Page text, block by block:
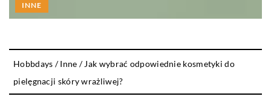
INNE
Hobbdays /Inne / Jak wybrać odpowiednie kosmetyki do
pielęgnacji skóry wrażliwej?